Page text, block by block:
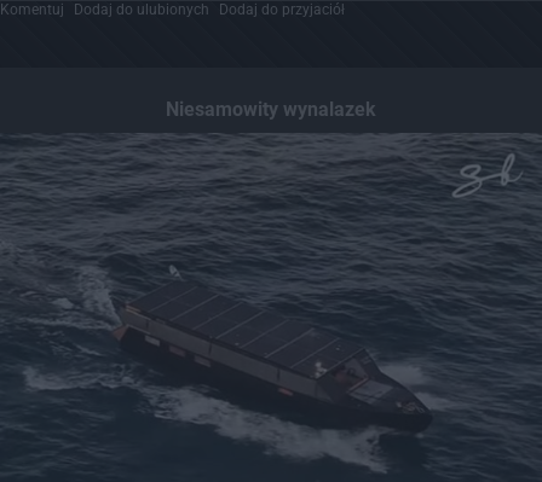
Komentuj Dodaj do ulubionych Dodaj do przyjaciół
Niesamowity wynalazek